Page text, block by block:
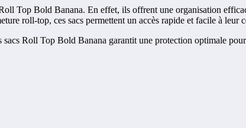
Top Bold Banana. En effet, ils offrent une organisation
roll-top, ces sacs permettent un accès rapide et facile à leur
Roll Top Bold Banana garantit une protection optimale